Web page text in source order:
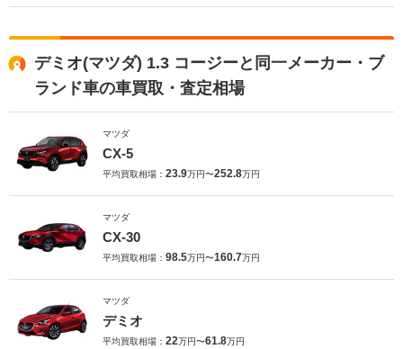
デミオ(マツダ) 1.3 コージーと同一メーカー・ブ
ランド車の車買取・査定相場
マツダ
CX-5
平均買取相場： 23.9万円〜252.8万円
マツダ
CX-30
平均買取相場： 98.5万円〜160.7万円
マツダ
デミオ
平均買取相場： 22万円〜61.8万円